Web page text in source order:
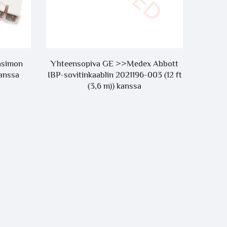
Yhteensopiva GE >>Medex Abbott
IBP-sovitinkaablin 2021196-003 (12 ft
(3,6 m)) kanssa